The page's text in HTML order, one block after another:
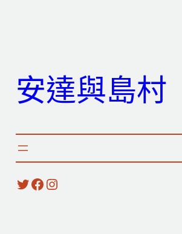
安達與島村
X Facebook Instagram